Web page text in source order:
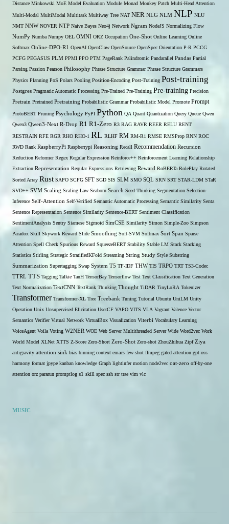
Distance Minkowski MoE Model Evaluation Module Monad Monkey Patch Multi-Head Attention
Multi-Modal MultiModal Multitask Multiway Tree NAT NER NLG NLM NLP NLU
NMT NNW NOVER NTP Naive Bayes Neo4j Network Ngram NodeJS Normalizing Flow
NumPy Numba Numpy OEL OMNI ORZ Occupation One-Shot Online Learning Online
Softmax Online-DPO-R1 OpenAI OpenClaw OpenSource OpenSpec Orientation P-R PCCG
PCFG PEGASUS PLM PPMI PPO PTM PageRank Palindromic Pandarallel Pandas Partial
Parsing Passion Pearson Philosophy Phrase Structure Grammar Phrase Structure Grammars
Physics Planning PoS Polars Pooling Position-Encoding Post-Training Post-training
Postgres Pragmatic Automatic Processing Pre-Trained Pre-Training Pre-training Precision
Pretrain Pretrained Pretraining Probabilistic Grammar Probabilistic Model Promote Prompt
ProtoBERT Pruning Psychology PyPI Python QA Quant Quantization Query Queue Qwen
Qwen3 Qwen3-Next R-Drop R1 R1-Zero R3 RAG RAVR REER RELU RENT
RESTRAIN RFE RGR RHO RHO-1 RL RLHF RM RM-R1 RMSE RMSProp RNN ROC
RWD Rank RaspberryPi Raspberrypi Reasoning Recall Recommendation Recursion
Reduction Reformer Regex Regular Expression Reinforce++ Reinforcement Learning Relationship
Extraction Representation Reqular Expressions Retrieving Reward RoBERTa RolePlay Rotated
Sorted Array Rust SAPO SCFG SFT SGD SIS SLM SMO SQL SRN SRT STAR-LDM STaR
SVD++ SVM Scaling Scaling Law Seaborn Search Seed-Thinking Segmentation Selection-
Inference Self-Attention Self-Verified Semantic Automatic Processing Semantic Similarity Senta
Sentence Representation Sentence Similarity Sentence-BERT Sentiment Classification
SentimentAnalysis Sentry Siamese Sigmoid SimCSE Similarity Simon Simple-Zoo Simpson
Paradox Skill Skywork Reward Slide Smoothing Soft-SVM Softmax Sort Span Sparse
Attention Spell Check Spurious Reward SqueezeBERT Stability Stable LM Stack Stacking
Statistics Stirling Strategic StratifiedKFold Streaming String Study Style Substring
Summarization Supertagging Swap System T5 TF-IDF THW TIS TRPO TRT TS3-Codec
TTRL TTS Tagging Talkie TanH TensorBay Tensorflow Test Text Classification Text Generation
Text Normalization TextCNN TextRank Thinking Thought TiDAR TinyLoRA Tokenizer
Transformer Transformer-XL Tree Treebank Tuning Tutorial Ubuntu UniLM Unity
Operation Unix Unsupervised Elicitation UserCF VAPO VITS VLA Vagrant Valence Vector
Semantics Verifier Virtual Network VirtualBox Visualization Viterbi Vocabulary Learning
VoiceAgent Voila Voting W2NER WOE Web Server Multithreaded Server Wide Word2vec Work
World Model XLNet XTTS Z-Score Zero-Short Zero-Shot Zero-shot ZhouZhihua Zipf Ziya
antigravity attention sink bias binning context emacs few-shot ffmpeg gated attention gpt-oss
harmony format jpype kanban knowledge Graph lightinfer motion node2vec oat-zero off-by-one
attention orz pararun promptlog s1 skill spec ssh str trae vim vlc
MUSIC